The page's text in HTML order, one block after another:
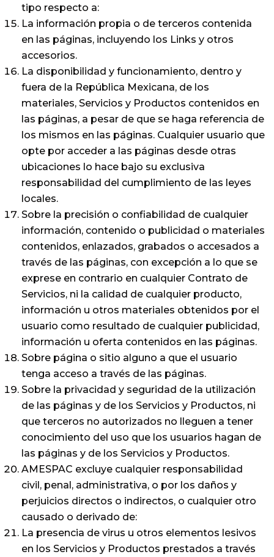
tipo respecto a:
La información propia o de terceros contenida
en las páginas, incluyendo los Links y otros
accesorios.
La disponibilidad y funcionamiento, dentro y
fuera de la República Mexicana, de los
materiales, Servicios y Productos contenidos en
las páginas, a pesar de que se haga referencia de
los mismos en las páginas. Cualquier usuario que
opte por acceder a las páginas desde otras
ubicaciones lo hace bajo su exclusiva
responsabilidad del cumplimiento de las leyes
locales.
Sobre la precisión o confiabilidad de cualquier
información, contenido o publicidad o materiales
contenidos, enlazados, grabados o accesados a
través de las páginas, con excepción a lo que se
exprese en contrario en cualquier Contrato de
Servicios, ni la calidad de cualquier producto,
información u otros materiales obtenidos por el
usuario como resultado de cualquier publicidad,
información u oferta contenidos en las páginas.
Sobre página o sitio alguno a que el usuario
tenga acceso a través de las páginas.
Sobre la privacidad y seguridad de la utilización
de las páginas y de los Servicios y Productos, ni
que terceros no autorizados no lleguen a tener
conocimiento del uso que los usuarios hagan de
las páginas y de los Servicios y Productos.
AMESPAC excluye cualquier responsabilidad
civil, penal, administrativa, o por los daños y
perjuicios directos o indirectos, o cualquier otro
causado o derivado de:
La presencia de virus u otros elementos lesivos
en los Servicios y Productos prestados a través